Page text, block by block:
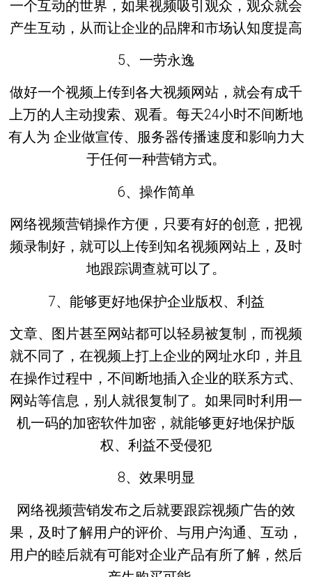
一个互动的世界，如果视频吸引观众，观众就会
产生互动，从而让企业的品牌和市场认知度提高
5、一劳永逸
做好一个视频上传到各大视频网站，就会有成千
上万的人主动搜索、观看。每天24小时不间断地
有人为 企业做宣传、服务器传播速度和影响力大
于任何一种营销方式。
6、操作简单
网络视频营销操作方便，只要有好的创意，把视
频录制好，就可以上传到知名视频网站上，及时
地跟踪调查就可以了。
7、能够更好地保护企业版权、利益
文章、图片甚至网站都可以轻易被复制，而视频
就不同了，在视频上打上企业的网址水印，并且
在操作过程中，不间断地插入企业的联系方式、
网站等信息，别人就很复制了。如果同时利用一
机一码的加密软件加密，就能够更好地保护版
权、利益不受侵犯
8、效果明显
网络视频营销发布之后就要跟踪视频广告的效
果，及时了解用户的评价、与用户沟通、互动，
用户的睦后就有可能对企业产品有所了解，然后